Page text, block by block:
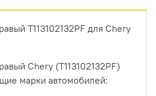
T113102132PF для Chery
Chery (T113102132PF)
марки автомобилей: